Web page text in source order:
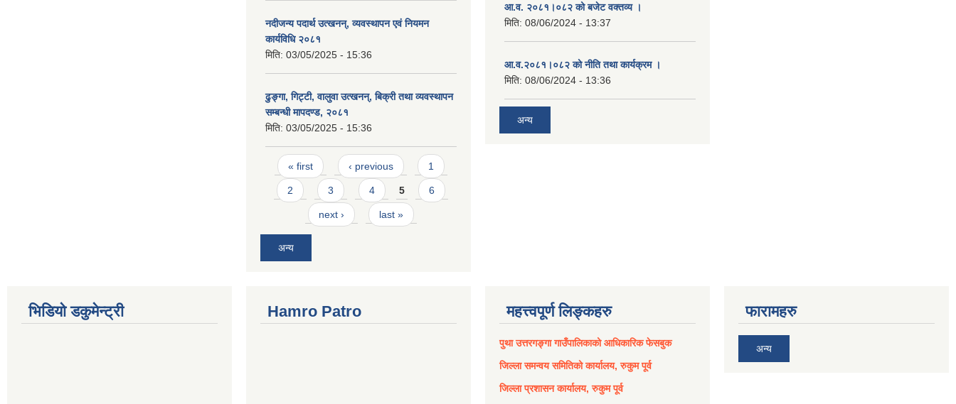
नदीजन्य पदार्थ उत्खनन्, व्यवस्थापन एवं नियमन
कार्यविधि २०८१
मिति: 03/05/2025 - 15:36
ढुङ्गा, गिट्टी, वालुवा उत्खनन्, बिक्री तथा व्यवस्थापन
सम्बन्धी मापदण्ड, २०८१
मिति: 03/05/2025 - 15:36
Pages
« first ‹ previous 1
2 3 4 5 6
next › last »
अन्य
आ.व. २०८१।०८२ को बजेट वक्तव्य ।
मिति: 08/06/2024 - 13:37
आ.व.२०८१।०८२ को नीति तथा कार्यक्रम ।
मिति: 08/06/2024 - 13:36
अन्य
भिडियो डकुमेन्ट्री Hamro Patro महत्त्वपूर्ण लिङ्कहरु
पुथा उत्तरगङ्गा गाउँपालिकाको आधिकारिक फेसबुक
जिल्ला समन्वय समितिको कार्यालय, रुकुम पूर्व
जिल्ला प्रशासन कार्यालय, रुकुम पूर्व
फारामहरु
अन्य